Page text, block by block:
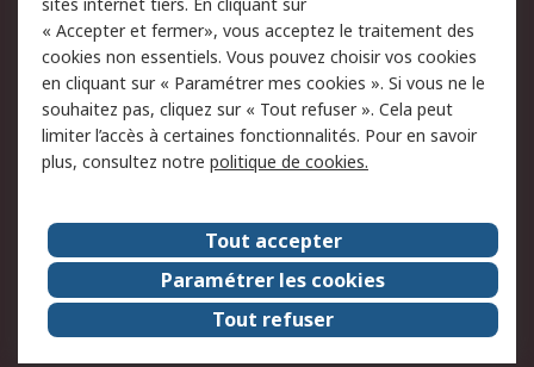
jour
Conditions générales
de vente
Politique anti-
corruption
Campagnes marketing
A propos de RS
A propos de RS France
Evénements
Le groupe RS Group Plc
Presse
RS dans le monde
Démarche RSE
Nous rejoindre
RS Particuliers
« Accepter et fermer», vous acceptez le traitement des
cookies non essentiels. Vous pouvez choisir vos cookies
en cliquant sur « Paramétrer mes cookies ». Si vous ne le
souhaitez pas, cliquez sur « Tout refuser ». Cela peut
limiter l’accès à certaines fonctionnalités. Pour en savoir
plus, consultez notre politique de cookies.
Tout accepter
Paramétrer les cookies
Tout refuser